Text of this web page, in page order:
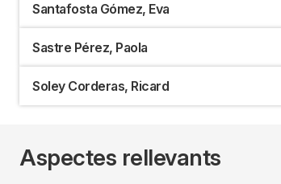
Santafosta Gómez, Eva
Sastre Pérez, Paola
Soley Corderas, Ricard
Aspectes rellevants